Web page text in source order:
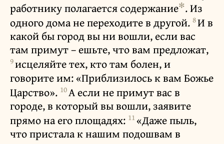
работнику полагается содержание✻. Из
одного дома не переходите в другой. 8И в
какой бы город вы ни вошли, если вас
там примут – ешьте, что вам предложат,
9исцеляйте тех, кто там болен, и
говорите им: «Приблизилось к вам Божье
Царство». 10А если не примут вас в
городе, в который вы вошли, заявите
прямо на его площадях: 11«Даже пыль,
что пристала к нашим подошвам в